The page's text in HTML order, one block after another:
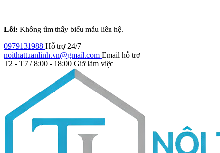
Lỗi: Không tìm thấy biểu mẫu liên hệ.
0979131988 Hỗ trợ 24/7
noithattuanlinh.vn@gmail.com Email hỗ trợ
T2 - T7 / 8:00 - 18:00 Giờ làm việc